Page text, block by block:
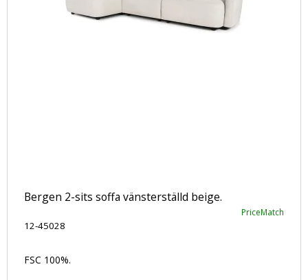
Bergen 2-sits soffa vänsterställd beige.
PriceMatch
12-45028
FSC 100%.